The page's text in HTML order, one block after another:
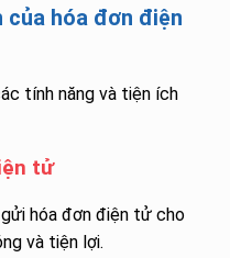
của hóa đơn điện
tính năng và tiện ích
tử
hóa đơn điện tử cho
và tiện lợi.